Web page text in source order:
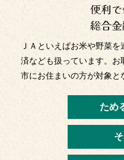
アンケートに答えてよこ
2025年10月28日
令和8年度 農林施策要望
2025年10月28日
2025年10月23日
津久井浜観光農園『みか
便利
総合
ＪＡといえばお米や野菜
済なども扱っています。
市にお住まいの方が対象と
ため